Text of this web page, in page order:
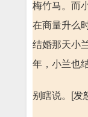
梅竹马。而
在商量升么
结婚那天小
年，小兰也
别瞎说。[发